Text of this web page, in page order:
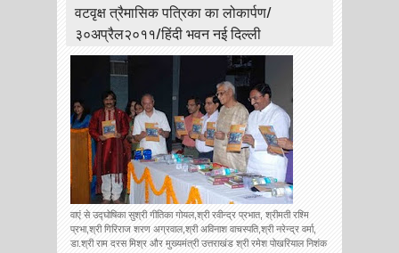
वटवृक्ष त्रैमासिक पत्रिका का लोकार्पण/
३०अप्रैल२०११/हिंदी भवन नई दिल्ली
वाएं से उद्घोषिका सुश्री गीतिका गोयल,श्री रवीन्द्र प्रभात, श्रीमती रश्मि
प्रभा,श्री गिरिराज शरण अग्रवाल,श्री अविनाश वाचस्पति,श्री नरेन्द्र वर्मा,
डा.श्री राम दरस मिश्र और मुख्यमंत्री उत्तराखंड श्री रमेश पोखरियाल निशंक